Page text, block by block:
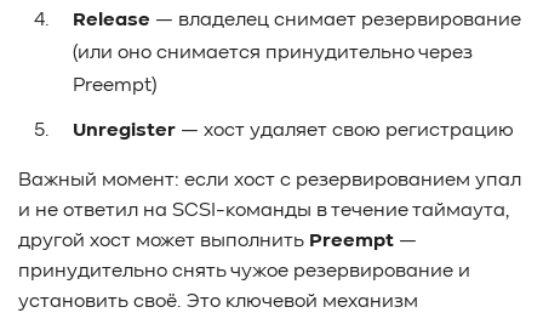
Release — владелец снимает резервирование
(или оно снимается принудительно через
Preempt)
Unregister — хост удаляет свою регистрацию
Важный момент: если хост с резервированием упал
и не ответил на SCSI-команды в течение таймаута,
другой хост может выполнить Preempt —
принудительно снять чужое резервирование и
установить своё. Это ключевой механизм